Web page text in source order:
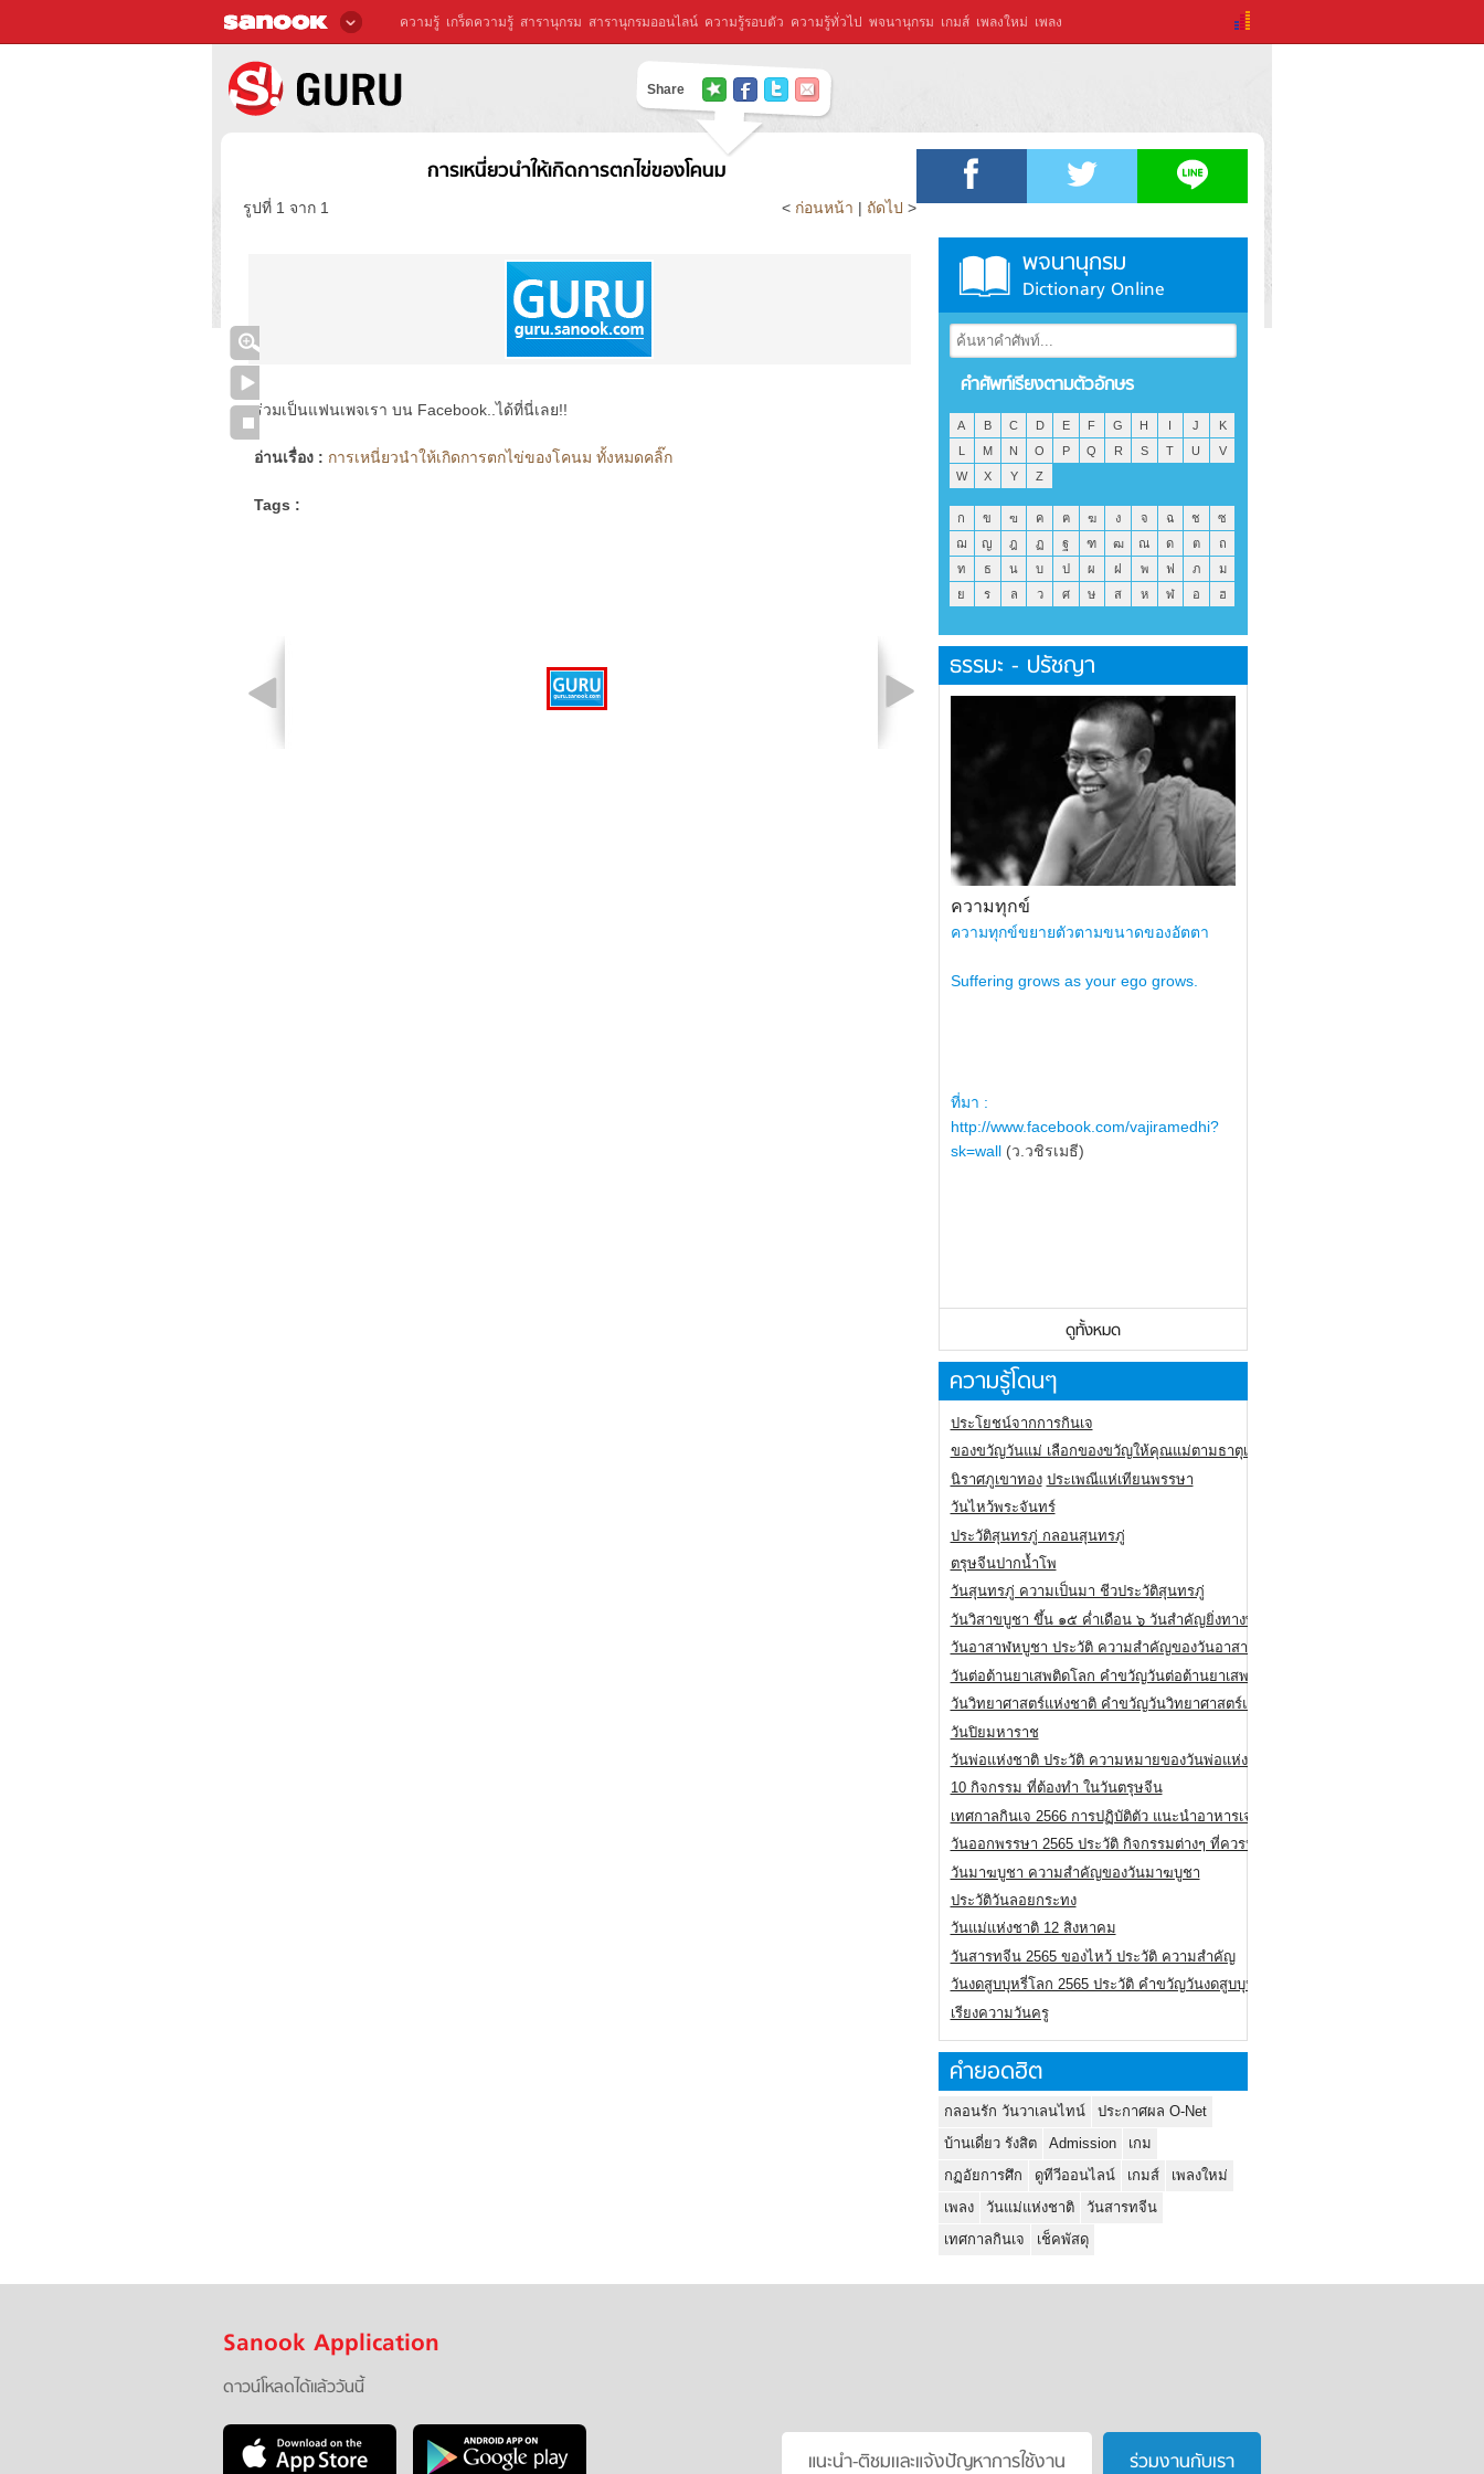
ความรู้ เกร็ดความรู้ สารานุกรม สารานุกรมออนไลน์ ความรู้รอบตัว ความรู้ทั่วไป พจนานุกรม เกมส์ เพลงใหม่ เพลง
Share
การเหนี่ยวนำให้เกิดการตกไข่ของโคนม
รูปที่ 1 จาก 1 < ก่อนหน้า | ถัดไป >
ร่วมเป็นแฟนเพจเรา บน Facebook..ได้ที่นี่เลย!!
อ่านเรื่อง : การเหนี่ยวนำให้เกิดการตกไข่ของโคนม ทั้งหมดคลิ๊ก
Tags :
พจนานุกรม
Dictionary Online
คำศัพท์เรียงตามตัวอักษร
A B C D E F G H I J
K
L
M N O P Q R S T U
V
W
X Y Z
ก ข ฃ ค ฅ ฆ ง จ ฉ ช
ซ
ฌ
ญ ฎ ฏ ฐ ฑ ฒ ณ ด ต
ถ
ท
ธ น บ ป ผ ฝ พ ฟ ภ
ม
ย
ร ล ว ศ ษ ส ห ฬ อ ฮ
ธรรมะ - ปรัชญา
ความทุกข์
ความทุกข์ขยายตัวตามขนาดของอัตตา
Suffering grows as your ego grows.
ที่มา :
http://www.facebook.com/vajiramedhi?
sk=wall (ว.วชิรเมธี)
ดูทั้งหมด
ความรู้โดนๆ
ประโยชน์จากการกินเจ
ของขวัญวันแม่ เลือกของขวัญให้คุณแม่ตามธาตุเกิด
นิราศภูเขาทอง ประเพณีแห่เทียนพรรษา
วันไหว้พระจันทร์
ประวัติสุนทรภู่ กลอนสุนทรภู่
ตรุษจีนปากน้ำโพ
วันสุนทรภู่ ความเป็นมา ชีวประวัติสุนทรภู่
วันวิสาขบูชา ขึ้น ๑๕ ค่ำเดือน ๖ วันสำคัญยิ่งทางพระพุทธศาสนา
วันอาสาฬหบูชา ประวัติ ความสําคัญของวันอาสาฬหบูชา
วันต่อต้านยาเสพติดโลก คำขวัญวันต่อต้านยาเสพติดสากล
วันวิทยาศาสตร์แห่งชาติ คำขวัญวันวิทยาศาสตร์แห่งชาติ
วันปิยมหาราช
วันพ่อแห่งชาติ ประวัติ ความหมายของวันพ่อแห่งชาติ
10 กิจกรรม ที่ต้องทำ ในวันตรุษจีน
เทศกาลกินเจ 2566 การปฏิบัติตัว แนะนำอาหารเจ
วันออกพรรษา 2565 ประวัติ กิจกรรมต่างๆ ที่ควรปฏิบัติ
วันมาฆบูชา ความสำคัญของวันมาฆบูชา
ประวัติวันลอยกระทง
วันแม่แห่งชาติ 12 สิงหาคม
วันสารทจีน 2565 ของไหว้ ประวัติ ความสำคัญ
วันงดสูบบุหรี่โลก 2565 ประวัติ คำขวัญวันงดสูบบุหรี่โลก
เรียงความวันครู
คำยอดฮิต
กลอนรัก วันวาเลนไทน์
ประกาศผล O-Net
บ้านเดี่ยว รังสิต
Admission
เกม
กฏอัยการศึก
ดูทีวีออนไลน์ เกมส์
เพลงใหม่
เพลง
วันแม่แห่งชาติ
วันสารทจีน
เทศกาลกินเจ
เช็คพัสดุ
Sanook Application
ดาวน์โหลดได้แล้ววันนี้
แนะนำ-ติชมเเละแจ้งปัญหาการใช้งาน ร่วมงานกับเรา